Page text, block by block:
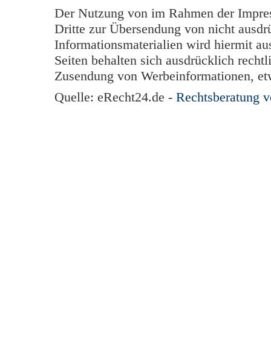
Der Nutzung von im Rahmen der
Dritte zur Übersendung von nicht
Informationsmaterialien wird hiermit
Seiten behalten sich ausdrücklich
Zusendung von Werbeinformationen,
Quelle: eRecht24.de - Rechtsberatung